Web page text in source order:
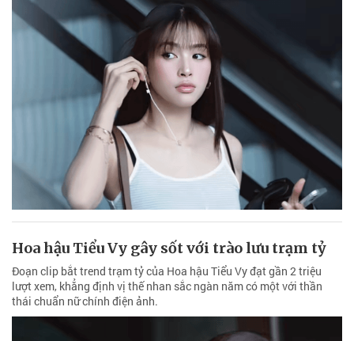
Hoa hậu Tiểu Vy gây sốt với trào lưu trạm tỷ
Đoạn clip bắt trend trạm tỷ của Hoa hậu Tiểu Vy đạt gần 2 triệu
lượt xem, khẳng định vị thế nhan sắc ngàn năm có một với thần
thái chuẩn nữ chính điện ảnh.